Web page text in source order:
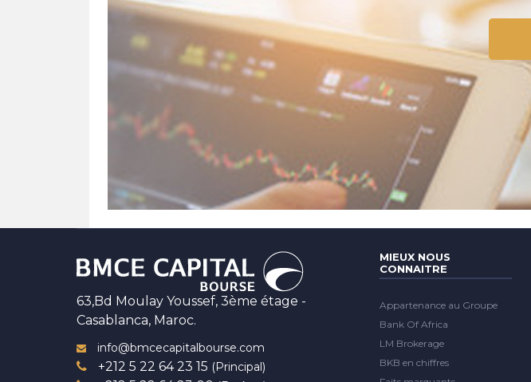
63,Bd Moulay Youssef, 3ème étage -
Casablanca, Maroc.
info@bmcecapitalbourse.com
+212 5 22 64 23 15 (Principal)
MIEUX NOUS
CONNAITRE
Appartenance au Groupe
Bank Of Africa
LM Brokerage
BKB en chiffres